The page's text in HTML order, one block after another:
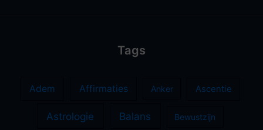
Tags
Adem Affirmaties Anker Ascentie
Astrologie Balans Bewustzijn